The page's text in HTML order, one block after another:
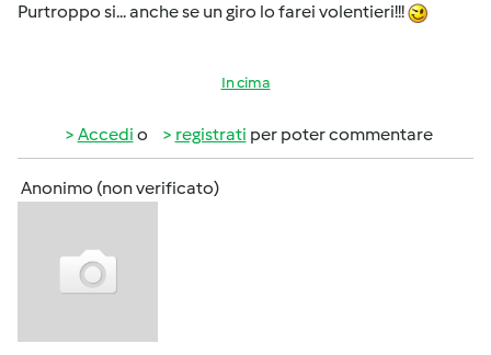
Purtroppo si... anche se un giro lo farei volentieri!!!
In cima
Accedi o registrati per poter commentare
Anonimo (non verificato)